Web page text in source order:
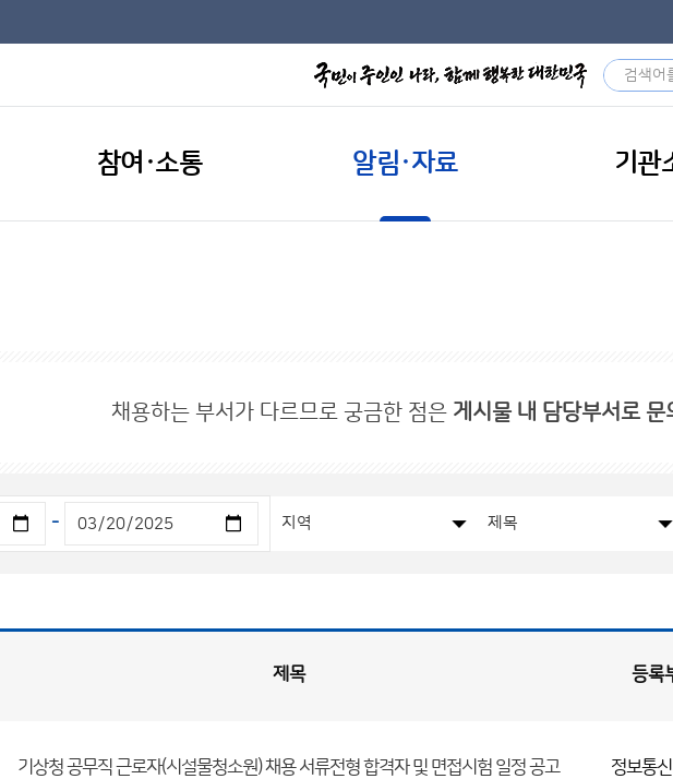
참여·소통 알림·자료 기관
채용하는 부서가 다르므로 궁금한 점은 게시물 내 담당부서로 문
-
제목 등록
기상청 공무직 근로자(시설물청소원) 채용 서류전형 합격자 및 면접시험 일정 공고 정보통